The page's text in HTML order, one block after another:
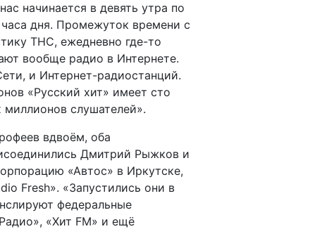
начинается в девять утра по
дня. Промежуток времени с
ТНС, ежедневно где-то
вообще радио в Интернете.
и Интернет-радиостанций.
«Русский хит» имеет сто
слушателей».
вдвоём, оба
Дмитрий Рыжков и
«Автос» в Иркутске,
Fresh». «Запустились они в
федеральные
«Хит FM» и ещё